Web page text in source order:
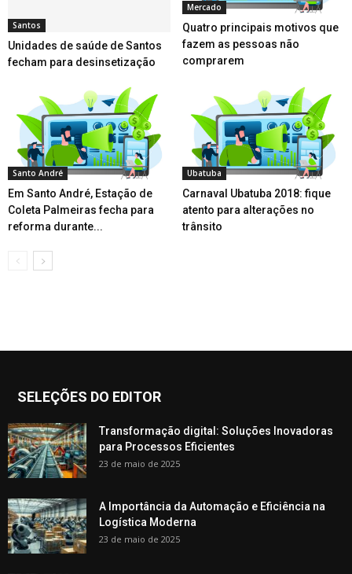
Santos
Unidades de saúde de Santos
fecham para desinsetização
Mercado
Quatro principais motivos que
fazem as pessoas não
comprarem
Santo André
Em Santo André, Estação de
Coleta Palmeiras fecha para
reforma durante...
Ubatuba
Carnaval Ubatuba 2018: fique
atento para alterações no
trânsito
SELEÇÕES DO EDITOR
Transformação digital: Soluções Inovadoras
para Processos Eficientes
23 de maio de 2025
A Importância da Automação e Eficiência na
Logística Moderna
23 de maio de 2025